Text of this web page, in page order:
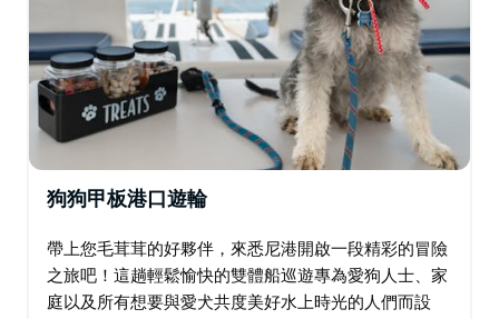
港的壯麗景色。
狗狗甲板港口遊輪
帶上您毛茸茸的好夥伴，來悉尼港開啟一段精彩的冒險
之旅吧！這趟輕鬆愉快的雙體船巡遊專為愛狗人士、家
庭以及所有想要與愛犬共度美好水上時光的人們而設